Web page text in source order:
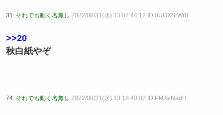
31: それでも動く名無し 2022/08/31(水) 13:07:44.12 ID:0UGXSrWr0
>>20
秋白紙やぞ
74: それでも動く名無し 2022/08/31(水) 13:18:40.02 ID:PkUsiNadH